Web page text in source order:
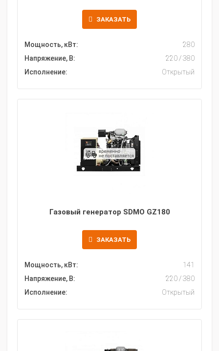
ЗАКАЗАТЬ
Мощность, кВт:
280
Напряжение, В:
220 / 380
Исполнение:
Открытый
Газовый генератор SDMO GZ180
ЗАКАЗАТЬ
Мощность, кВт:
141
Напряжение, В:
220 / 380
Исполнение:
Открытый